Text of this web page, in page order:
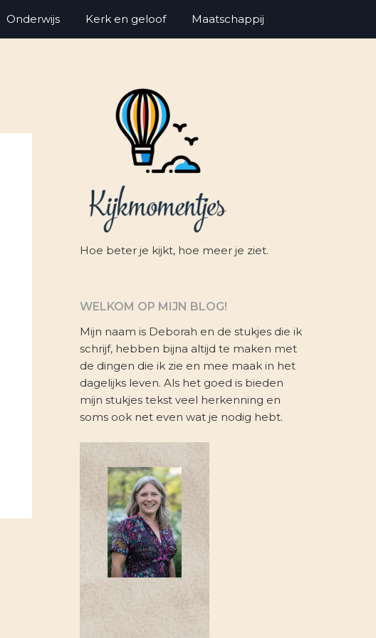
Onderwijs Kerk en geloof Maatschappij
Hoe beter je kijkt, hoe meer je ziet.
WELKOM OP MIJN BLOG!
Mijn naam is Deborah en de stukjes die ik
schrijf, hebben bijna altijd te maken met
de dingen die ik zie en mee maak in het
dagelijks leven. Als het goed is bieden
mijn stukjes tekst veel herkenning en
soms ook net even wat je nodig hebt.